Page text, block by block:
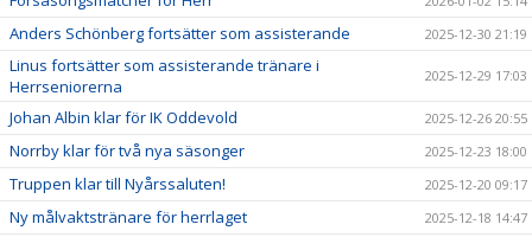
Anders Schönberg fortsätter som assisterande 2025-12-30 21:19
Linus fortsätter som assisterande tränare i
Herrseniorerna
2025-12-29 17:03
Johan Albin klar för IK Oddevold 2025-12-26 20:55
Norrby klar för två nya säsonger 2025-12-23 18:00
Truppen klar till Nyårssaluten! 2025-12-20 09:17
Ny målvaktstränare för herrlaget 2025-12-18 14:47